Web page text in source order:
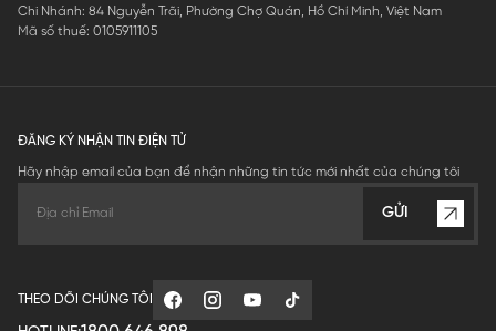
Chi Nhánh: 84 Nguyễn Trãi, Phường Chợ Quán, Hồ Chí Minh, Việt Nam
Mã số thuế: 0105911105
ĐĂNG KÝ NHẬN TIN ĐIỆN TỬ
Hãy nhập email của bạn để nhận những tin tức mới nhất của chúng tôi
GỬI
THEO DÕI CHÚNG TÔI